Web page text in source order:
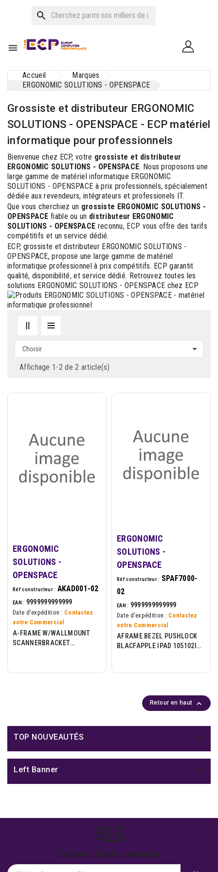
search

Accueil
Marques
ERGONOMIC SOLUTIONS - OPENSPACE
Grossiste et distributeur ERGONOMIC
SOLUTIONS - OPENSPACE - ECP matériel
informatique pour professionnels
Bienvenue chez ECP, votre grossiste et distributeur
ERGONOMIC SOLUTIONS - OPENSPACE. Nous proposons une
large gamme de matériel informatique ERGONOMIC
SOLUTIONS - OPENSPACE à prix professionnels, spécialement
dédiée aux revendeurs, intégrateurs et professionels IT.
Que vous cherchiez un grossiste ERGONOMIC SOLUTIONS -
OPENSPACE fiable ou un distributeur ERGONOMIC
SOLUTIONS - OPENSPACE reconnu, ECP vous offre des tarifs
compétitifs et un service dédié.
ECP, grossiste et distributeur ERGONOMIC SOLUTIONS -
OPENSPACE, propose une large gamme de matériel
informatique professionnel à prix compétitifs. ECP garantit
qualité, disponibilité, et service dédié. Retrouvez toutes les
solutions ERGONOMIC SOLUTIONS - OPENSPACE chez ECP
Choisir 
Affichage 1-2 de 2 article(s)
ERGONOMIC
SOLUTIONS -
OPENSPACE
Réf constructeur : AKAD001-02
EAN : 9999999999999
Date d'expédition : Contactez
votre Commercial
A-FRAME W/WALLMOUNT
SCANNERBRACKET
ERGONOMIC
SOLUTIONS -
OPENSPACE
Réf constructeur : SPAF7000-
02
EAN : 9999999999999
Date d'expédition : Contactez
votre Commercial
AFRAME BEZEL PUSHLOCK
BLACFAPPLE IPAD 105102IN
Retour en haut 
TOP NOUVEAUTÉS 
Left Banner 
S'abonner à notre newsletter